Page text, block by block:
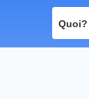
Quoi?